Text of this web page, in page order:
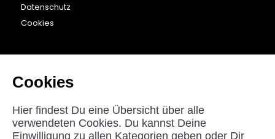
Datenschutz
Cookies
KONTAKT
beyounic GmbH
Nordstraße 27
33181 Bad Wünnenberg
Germany
helpdesk@beyounic.eu
Cookies
Hier findest Du eine Übersicht über alle
verwendeten Cookies. Du kannst Deine
Einwilligung zu allen Kategorien geben oder Dir